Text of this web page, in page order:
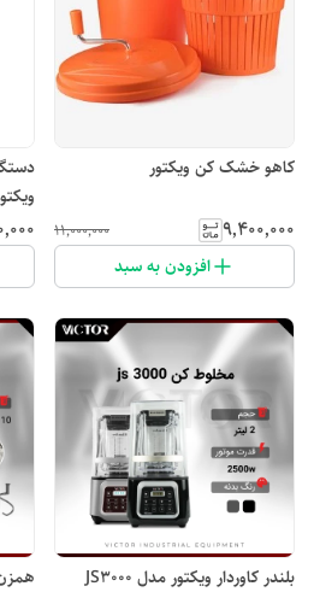
کاهو خشک کن ویکتور
۹٬۴۰۰٬۰۰۰ ۱۱٬۰۰۰٬۰۰۰
افزودن به سبد
بلندر کاوردار ویکتور مدل JS3000 همزن ۲۰ لیتر